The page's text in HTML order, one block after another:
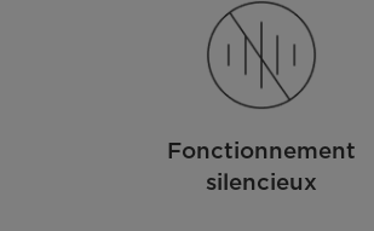
Fonctionnement
silencieux